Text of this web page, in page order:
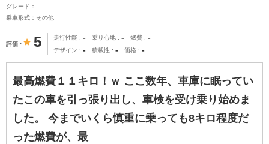
グレード：-
乗車形式：その他
評価 5 走行性能 - 乗り心地 - 燃費 -
デザイン - 積載性 - 価格 -
最高燃費１１キロ！ｗ ここ数年、車庫に眠ってい
たこの車を引っ張り出し、車検を受け乗り始めま
した。 今までいくら慎重に乗っても8キロ程度だ
った燃費が、最